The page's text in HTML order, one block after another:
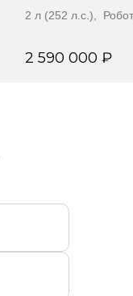
2 л (252 л.с.),
2 590 000 ₽